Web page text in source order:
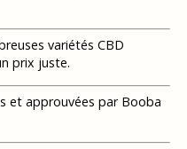
variétés CBD
prix juste.
et approuvées par Booba